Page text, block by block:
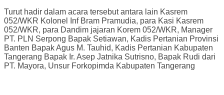
Turut hadir dalam acara tersebut antara lain Kasrem
052/WKR Kolonel Inf Bram Pramudia, para Kasi Kasrem
052/WKR, para Dandim jajaran Korem 052/WKR, Manager
PT. PLN Serpong Bapak Setiawan, Kadis Pertanian Provinsi
Banten Bapak Agus M. Tauhid, Kadis Pertanian Kabupaten
Tangerang Bapak Ir. Asep Jatnika Sutrisno, Bapak Rudi dari
PT. Mayora, Unsur Forkopimda Kabupaten Tangerang